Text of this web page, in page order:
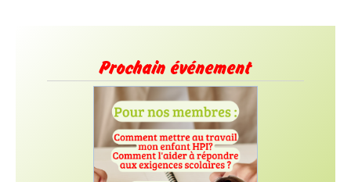
Prochain événement